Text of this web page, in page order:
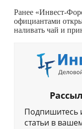
Ранее «Инвест-
официантами
наливать чай и
Подпишитесь
статьи в